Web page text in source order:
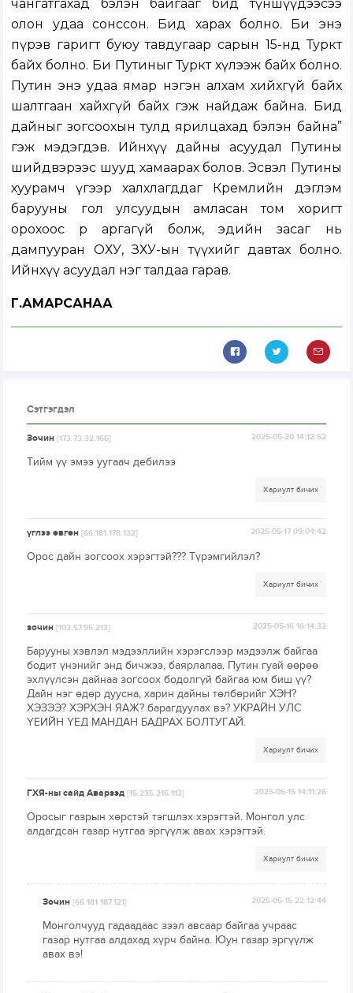
чангатгахад бэлэн байгааг бид түншүүдээсээ
олон удаа сонссон. Бид харах болно. Би энэ
пүрэв гаригт буюу тавдугаар сарын 15-нд Туркт
байх болно. Би Путиныг Туркт хүлээж байх болно.
Путин энэ удаа ямар нэгэн алхам хийхгүй байх
шалтгаан хайхгүй байх гэж найдаж байна. Бид
дайныг зогсоохын тулд ярилцахад бэлэн байна”
гэж мэдэгдэв. Ийнхүү дайны асуудал Путины
шийдвэрээс шууд хамаарах болов. Эсвэл Путины
хуурамч үгээр халхлагддаг Кремлийн дэглэм
барууны гол улсуудын амласан том хоригт
орохоос өөр аргагүй болж, эдийн засаг нь
дампууран ОХУ, ЗХУ-ын түүхийг давтах болно.
Ийнхүү асуудал нэг талдаа гарав.
Г.АМАРСАНАА
Сэтгэгдэл
Зочин[173.73.32.166] 2025-05-20 14:12:52
Тийм үү эмээ уугаач дебилээ
Хариулт бичих
үглээ өвгөн[66.181.178.132] 2025-05-17 09:04:42
Орос дайн зогсоох хэрэгтэй??? Түрэмгийлэл?
Хариулт бичих
зочин[103.57.95.213] 2025-05-16 16:14:32
Барууны хэвлэл мэдээллийн хэрэгслээр мэдээлж байгаа
бодит үнэнийг энд бичжээ, баярлалаа. Путин гуай өөрөө
эхлүүлсэн дайнаа зогсоох бодолгүй байгаа юм биш үү?
Дайн нэг өдөр дуусна, харин дайны төлбөрийг ХЭН?
ХЭЗЭЭ? ХЭРХЭН ЯАЖ? барагдуулах вэ? УКРАЙН УЛС
ҮЕИЙН ҮЕД МАНДАН БАДРАХ БОЛТУГАЙ.
Хариулт бичих
ГХЯ-ны сайд Аварзэд[15.235.216.113] 2025-05-15 14:11:26
Оросыг газрын хөрстэй тэгшлэх хэрэгтэй. Монгол улс
алдагдсан газар нутгаа эргүүлж авах хэрэгтэй.
Хариулт бичих
Зочин[66.181.187.121] 2025-05-15 22:12:44
Монголчууд гадаадаас зээл авсаар байгаа учраас
газар нутгаа алдахад хүрч байна. Юун газар эргүүлж
авах вэ!